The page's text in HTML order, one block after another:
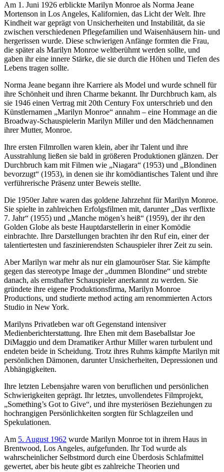
Am 1. Juni 1926 erblickte Marilyn Monroe als Norma Jeane
Mortenson in Los Angeles, Kalifornien, das Licht der Welt. Ihre
Kindheit war geprägt von Unsicherheiten und Instabilität, da sie
zwischen verschiedenen Pflegefamilien und Waisenhäusern hin- und
hergerissen wurde. Diese schwierigen Anfänge formten die Frau,
die später als Marilyn Monroe weltberühmt werden sollte, und
gaben ihr eine innere Stärke, die sie durch die Höhen und Tiefen des
Lebens tragen sollte.
Norma Jeane begann ihre Karriere als Model und wurde schnell für
ihre Schönheit und ihren Charme bekannt. Ihr Durchbruch kam, als
sie 1946 einen Vertrag mit 20th Century Fox unterschrieb und den
Künstlernamen „Marilyn Monroe“ annahm – eine Hommage an die
Broadway-Schauspielerin Marilyn Miller und den Mädchennamen
ihrer Mutter, Monroe.
Ihre ersten Filmrollen waren klein, aber ihr Talent und ihre
Ausstrahlung ließen sie bald in größeren Produktionen glänzen. Der
Durchbruch kam mit Filmen wie „Niagara“ (1953) und „Blondinen
bevorzugt“ (1953), in denen sie ihr komödiantisches Talent und ihre
verführerische Präsenz unter Beweis stellte.
Die 1950er Jahre waren das goldene Jahrzehnt für Marilyn Monroe.
Sie spielte in zahlreichen Erfolgsfilmen mit, darunter „Das verflixte
7. Jahr“ (1955) und „Manche mögen’s heiß“ (1959), der ihr den
Golden Globe als beste Hauptdarstellerin in einer Komödie
einbrachte. Ihre Darstellungen brachten ihr den Ruf ein, einer der
talentiertesten und faszinierendsten Schauspieler ihrer Zeit zu sein.
Aber Marilyn war mehr als nur ein glamouröser Star. Sie kämpfte
gegen das stereotype Image der „dummen Blondine“ und strebte
danach, als ernsthafter Schauspieler anerkannt zu werden. Sie
gründete ihre eigene Produktionsfirma, Marilyn Monroe
Productions, und studierte method acting am renommierten Actors
Studio in New York.
Marilyns Privatleben war oft Gegenstand intensiver
Medienberichterstattung. Ihre Ehen mit dem Baseballstar Joe
DiMaggio und dem Dramatiker Arthur Miller waren turbulent und
endeten beide in Scheidung. Trotz ihres Ruhms kämpfte Marilyn mit
persönlichen Dämonen, darunter Unsicherheiten, Depressionen und
Abhängigkeiten.
Ihre letzten Lebensjahre waren von beruflichen und persönlichen
Schwierigkeiten geprägt. Ihr letztes, unvollendetes Filmprojekt,
„Something’s Got to Give“, und ihre mysteriösen Beziehungen zu
hochrangigen Persönlichkeiten sorgten für Schlagzeilen und
Spekulationen.
Am 5. August 1962 wurde Marilyn Monroe tot in ihrem Haus in
Brentwood, Los Angeles, aufgefunden. Ihr Tod wurde als
wahrscheinlicher Selbstmord durch eine Überdosis Schlafmittel
gewertet, aber bis heute gibt es zahlreiche Theorien und